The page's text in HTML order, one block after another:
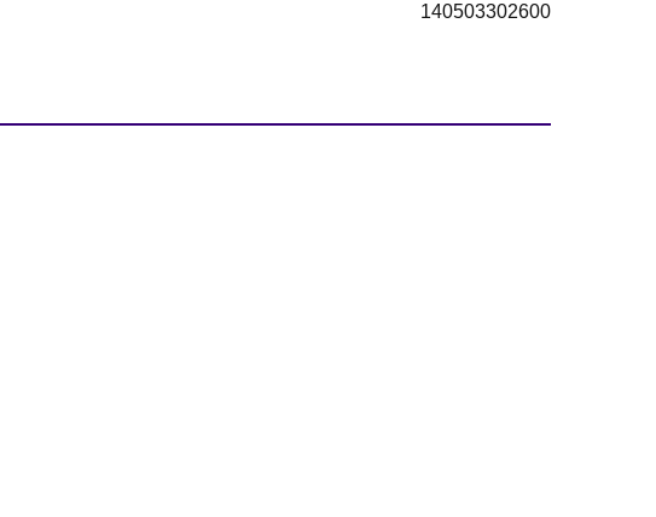
140503302600